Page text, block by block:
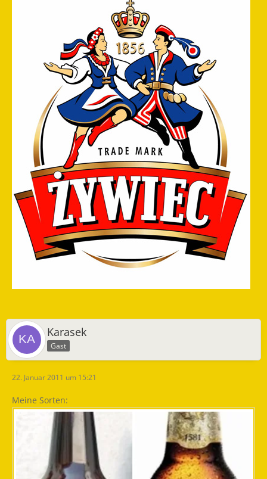
Karasek
Gast
22. Januar 2011 um 15:21
Meine Sorten: